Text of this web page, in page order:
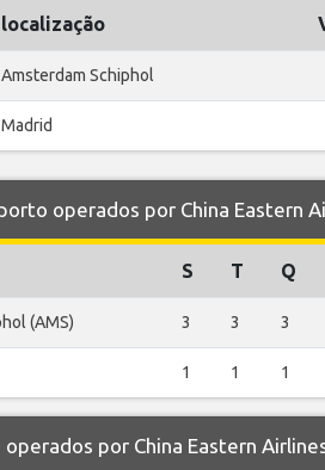
localização
Amsterdam Schiphol
Madrid
operados por China Eastern
S T Q
(AMS) 3 3 3
1 1 1
por China Eastern